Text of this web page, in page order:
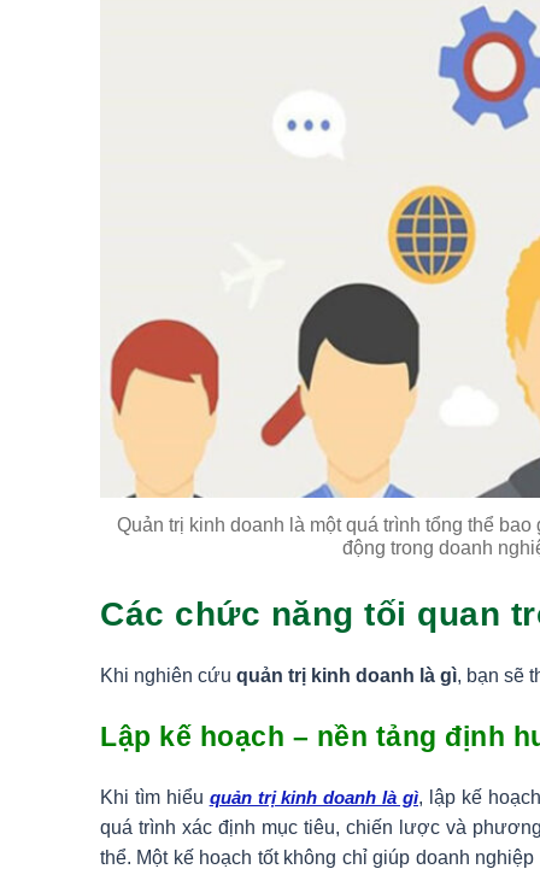
Quản trị kinh doanh là một quá trình tổng thể
động trong doanh
Các chức năng tối quan
Khi nghiên cứu quản trị kinh doanh là gì, bạn sẽ
Lập kế hoạch – nền tảng định
Khi tìm hiểu quản trị kinh doanh là gì, lập kế
quá trình xác định mục tiêu, chiến lược và
thể. Một kế hoạch tốt không chỉ giúp doanh